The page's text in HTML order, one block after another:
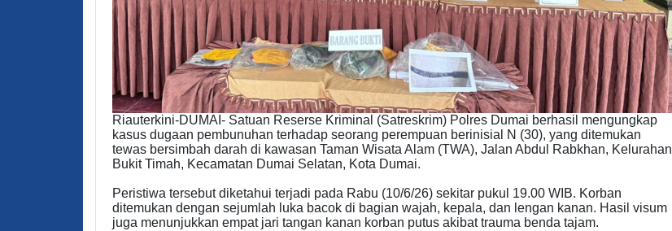
Riauterkini-DUMAI- Satuan Reserse Kriminal (Satreskrim) Polres Dumai berhasil mengungkap
kasus dugaan pembunuhan terhadap seorang perempuan berinisial N (30), yang ditemukan
tewas bersimbah darah di kawasan Taman Wisata Alam (TWA), Jalan Abdul Rabkhan, Kelurahan
Bukit Timah, Kecamatan Dumai Selatan, Kota Dumai.
Peristiwa tersebut diketahui terjadi pada Rabu (10/6/26) sekitar pukul 19.00 WIB. Korban
ditemukan dengan sejumlah luka bacok di bagian wajah, kepala, dan lengan kanan. Hasil visum
juga menunjukkan empat jari tangan kanan korban putus akibat trauma benda tajam.